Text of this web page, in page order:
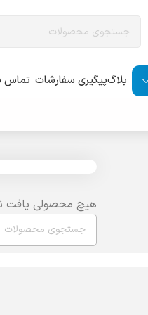
بلاگپیگیری سفارشات تماس
هیچ محصولی یافت